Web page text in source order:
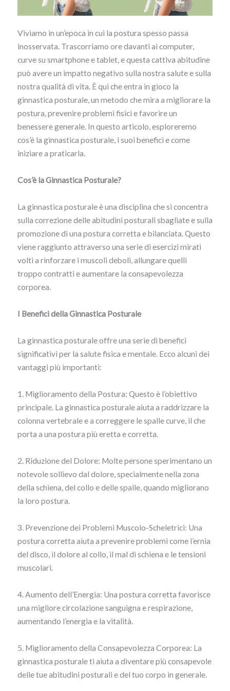
Viviamo in un’epoca in cui la postura spesso passa
inosservata. Trascorriamo ore davanti ai computer,
curve su smartphone e tablet, e questa cattiva abitudine
può avere un impatto negativo sulla nostra salute e sulla
nostra qualità di vita. È qui che entra in gioco la
ginnastica posturale, un metodo che mira a migliorare la
postura, prevenire problemi fisici e favorire un
benessere generale. In questo articolo, esploreremo
cos’è la ginnastica posturale, i suoi benefici e come
iniziare a praticarla.
Cos’è la Ginnastica Posturale?
La ginnastica posturale è una disciplina che si concentra
sulla correzione delle abitudini posturali sbagliate e sulla
promozione di una postura corretta e bilanciata. Questo
viene raggiunto attraverso una serie di esercizi mirati
volti a rinforzare i muscoli deboli, allungare quelli
troppo contratti e aumentare la consapevolezza
corporea.
I Benefici della Ginnastica Posturale
La ginnastica posturale offre una serie di benefici
significativi per la salute fisica e mentale. Ecco alcuni dei
vantaggi più importanti:
1. Miglioramento della Postura: Questo è l’obiettivo
principale. La ginnastica posturale aiuta a raddrizzare la
colonna vertebrale e a correggere le spalle curve, il che
porta a una postura più eretta e corretta.
2. Riduzione del Dolore: Molte persone sperimentano un
notevole sollievo dal dolore, specialmente nella zona
della schiena, del collo e delle spalle, quando migliorano
la loro postura.
3. Prevenzione dei Problemi Muscolo-Scheletrici: Una
postura corretta aiuta a prevenire problemi come l’ernia
del disco, il dolore al collo, il mal di schiena e le tensioni
muscolari.
4. Aumento dell’Energia: Una postura corretta favorisce
una migliore circolazione sanguigna e respirazione,
aumentando l’energia e la vitalità.
5. Miglioramento della Consapevolezza Corporea: La
ginnastica posturale ti aiuta a diventare più consapevole
delle tue abitudini posturali e del tuo corpo in generale.